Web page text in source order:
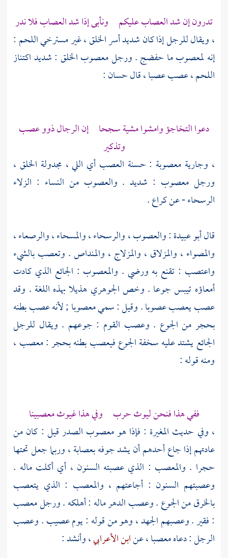
تدرون إن شد العصاب عليكم ونأبى إذا شد العصاب فلا ندر
، ويقال للرجل إذا كان شديد أسر الخلق ، غير مسترخي اللحم :
إنه لمعصوب ما حفضج . ورجل معصوب الخلق : شديد اكتناز
اللحم ، عصب عصبا ، قالحسان:
دعوا التخاجؤ وامشوا مشية سجحا إن الرجال ذوو عصب
وتذكير
، وجارية معصوبة : حسنة العصب أي اللي ، مجدولة الخلق ،
ورجل معصوب : شديد . والعصوب من النساء : الزلاء
الرسحاء - عن كراع .
قالأبو عبيدة: والعصوب ، والرسحاء ، والمسحاء ، والرصعاء ،
والمصواء ، والمزلاق ، والمزلاج ، والمنداص . وتعصب بالشيء
واعتصب : تقنع به ورضي . والمعصوب : الجائع الذي كادت
أمعاؤه تيبس جوعا . وخصالجوهري هذيلابهذه اللغة . وقد
عصب يعصب عصوبا . وقيل : سمي معصوبا ; لأنه عصب بطنه
بحجر من الجوع . وعصب القوم : جوعهم . ويقال للرجل
الجائع يشتد عليه سخفة الجوع فيعصب بطنه بحجر : معصب ،
ومنه قوله :
ففي هذا فنحن ليوث حرب وفي هذا غيوث معصبينا
، وفي حديث المغيرة : فإذا هو معصوب الصدر قيل : كان من
عادتهم إذا جاع أحدهم أن يشد جوفه بعصابة ، وربما جعل تحتها
حجرا . والمعصب : الذي عصبته السنون ، أي أكلت ماله .
وعصبتهم السنون : أجاعتهم ، والمعصب : الذي يتعصب
بالخرق من الجوع . وعصب الدهر ماله : أهلكه . ورجل معصب
: فقير . وعصبهم الجهد ، وهو من قوله : يوم عصيب . وعصب
الرجل : دعاه معصبا ، عنابن الأعرابي، وأنشد :